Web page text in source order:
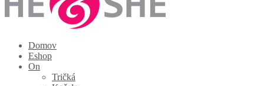
Domov
Eshop
On
Tričká